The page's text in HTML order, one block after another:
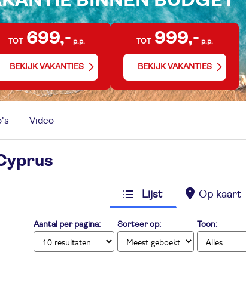
TOT 699,- p.p.
BEKIJK VAKANTIES
TOT 999,- p.p.
BEKIJK VAKANTIES
Video
Lijst Op kaart
Aantal per pagina: Sorteer op: Toon: